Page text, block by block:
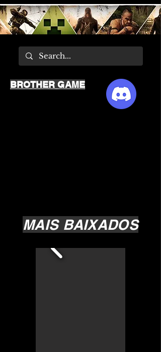
MAIS BAIXADOS
BROTHER GAME